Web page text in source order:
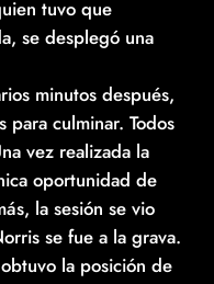
tuvo que
se desplegó una
minutos después,
culminar. Todos
vez realizada la
oportunidad de
la sesión se vio
se fue a la grava.
la posición de